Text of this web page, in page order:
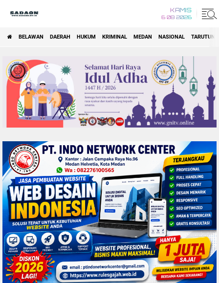
KAMIS
6 08 2026
BELAWAN DAERAH HUKUM KRIMINAL MEDAN NASIONAL TARUTUNG